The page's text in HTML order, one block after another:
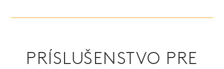
PRÍSLUŠENSTVO PRE